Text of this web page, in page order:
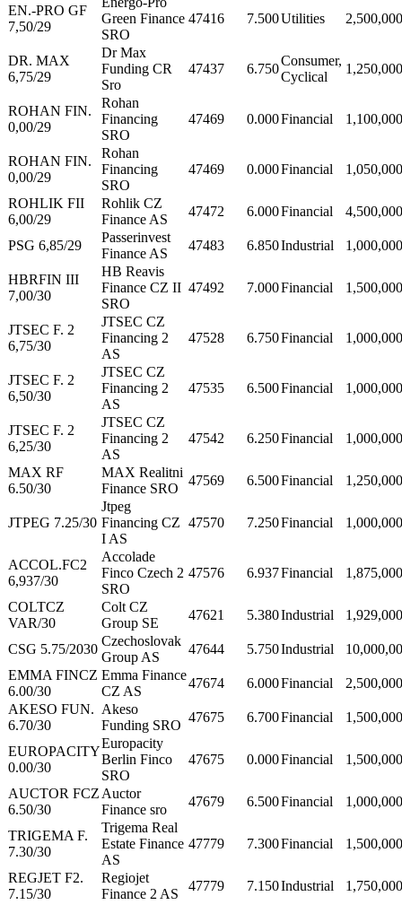
EN.-PRO GF
7,50/29
Green Finance
SRO
47416 7.500Utilities
DR. MAX
6,75/29
Dr Max
Funding CR
Sro
47437 6.750
Consumer,
Cyclical
ROHAN FIN.
0,00/29
Rohan
Financing
SRO
47469 0.000Financial
ROHAN FIN.
0,00/29
Rohan
Financing
SRO
47469 0.000Financial
ROHLIK FII
6,00/29
Rohlik CZ
Finance AS
47472 6.000Financial
PSG 6,85/29
Passerinvest
Finance AS
47483 6.850Industrial
HBRFIN III
7,00/30
HB Reavis
Finance CZ II
SRO
47492 7.000Financial
JTSEC F. 2
6,75/30
JTSEC CZ
Financing 2
AS
47528 6.750Financial
JTSEC F. 2
6,50/30
JTSEC CZ
Financing 2
AS
47535 6.500Financial
JTSEC F. 2
6,25/30
JTSEC CZ
Financing 2
AS
47542 6.250Financial
MAX RF
6.50/30
MAX Realitni
Finance SRO
47569 6.500Financial
JTPEG 7.25/30
Jtpeg
Financing CZ
I AS
47570 7.250Financial
ACCOL.FC2
6,937/30
Accolade
Finco Czech 2
SRO
47576 6.937Financial
COLTCZ
VAR/30
Colt CZ
Group SE
47621 5.380Industrial
CSG 5.75/2030
Czechoslovak
Group AS
47644 5.750Industrial
EMMA FINCZ
6.00/30
Emma Finance
CZ AS
47674 6.000Financial
AKESO FUN.
6.70/30
Akeso
Funding SRO
47675 6.700Financial
EUROPACITY
0.00/30
Europacity
Berlin Finco
SRO
47675 0.000Financial
AUCTOR FCZ
6.50/30
Auctor
Finance sro
47679 6.500Financial
TRIGEMA F.
7.30/30
Trigema Real
Estate Finance
AS
47779 7.300Financial
REGJET F2.
7.15/30
Regiojet
Finance 2 AS
47779 7.150Industrial